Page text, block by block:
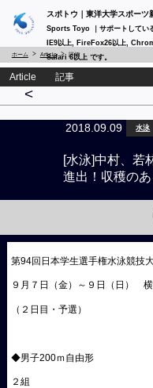
スポトウ｜東洋大学スポーツ
Sports Toyo ｜サポートしてい
IE9以上, FireFox26以上,
Safari 6以上 です。
ホーム Article 詳細
Article 記事
<
2018.09.09 水泳
[水泳]中村、若
進出！収穫の
第94回日本学生選手権水泳競技
９月７日（金）～９日（日）
（２日目・予選）
◆男子200ｍ自由形
２組